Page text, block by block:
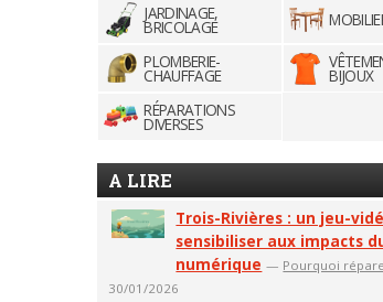
JARDINAGE,
BRICOLAGE
PLOMBERIE-
CHAUFFAGE
BIJOUX
RÉPARATIONS
DIVERSES
A LIRE
Trois-Rivières : un jeu-
sensibiliser aux impacts
numérique — Pourquoi
30/01/2026